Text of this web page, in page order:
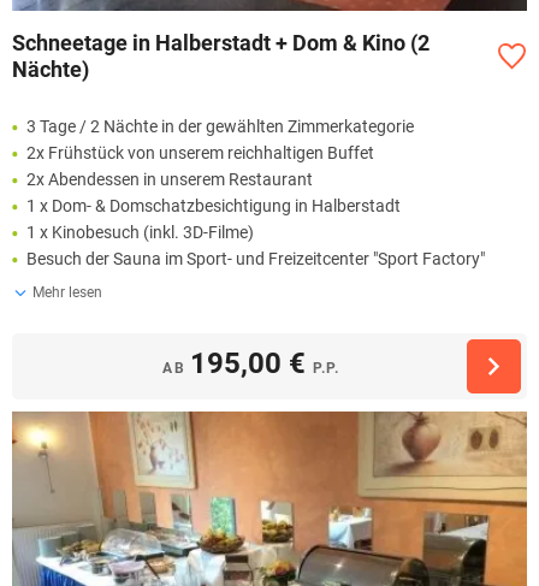
Schneetage in Halberstadt + Dom & Kino (2
Nächte)
3 Tage / 2 Nächte in der gewählten Zimmerkategorie
2x Frühstück von unserem reichhaltigen Buffet
2x Abendessen in unserem Restaurant
1 x Dom- & Domschatzbesichtigung in Halberstadt
1 x Kinobesuch (inkl. 3D-Filme)
Besuch der Sauna im Sport- und Freizeitcenter "Sport Factory"
Mehr lesen
AB 195,00 € P.P.